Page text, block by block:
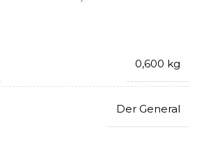
0,600 kg
Der General